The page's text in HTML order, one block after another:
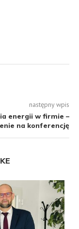
następny wpis
energii w firmie –
na konferencję